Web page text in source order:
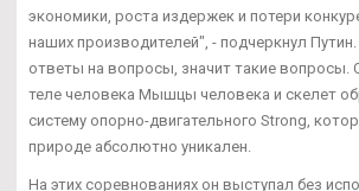
экономики, роста издержек и потери
наших производителей", - подчеркнул Путин.
ответы на вопросы, значит такие
теле человека Мышцы человека и скелет
систему опорно-двигательного Strong,
природе абсолютно уникален.
На этих соревнованиях он выступал без